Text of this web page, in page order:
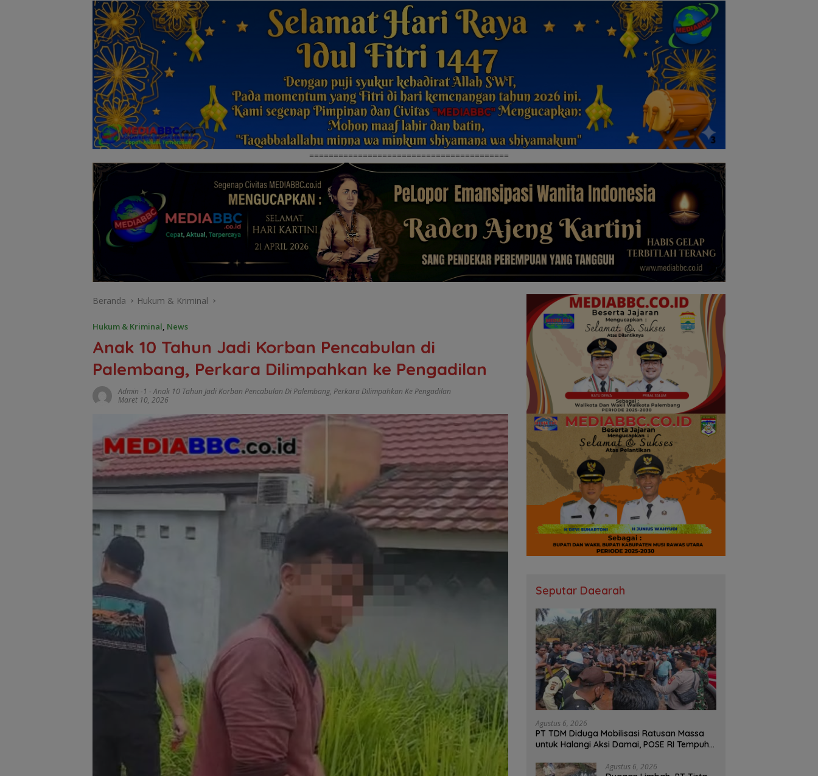
=========================================
Beranda Hukum & Kriminal
Hukum & Kriminal News
Anak 10 Tahun Jadi Korban Pencabulan di
Palembang, Perkara Dilimpahkan ke Pengadilan
Admin -1 -Anak 10 Tahun Jadi Korban Pencabulan Di Palembang, Perkara Dilimpahkan Ke Pengadilan
Maret 10, 2026
Seputar Daearah
Agustus 6, 2026
PT TDM Diduga Mobilisasi Ratusan Massa
untuk Halangi Aksi Damai, POSE RI Tempuh
Agustus 6, 2026